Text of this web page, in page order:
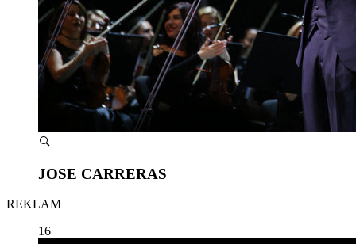
JOSE CARRERAS
REKLAM
16